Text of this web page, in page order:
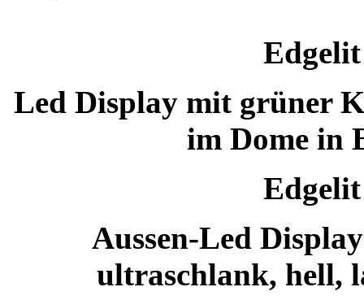
Led Display mit grüner
im Dome in
Aussen-Led
ultraschlank, hell,